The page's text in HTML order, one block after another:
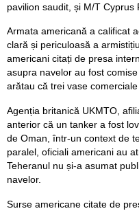
pavilion saudit, și M/T Cyprus
Armata americană a calificat
clară și periculoasă a
americani citați de presa
asupra navelor au fost
arătau că trei vase
Agenția britanică UKMTO,
anterior că un tanker a fost
de Oman, într-un context de
paralel, oficiali americani au
Teheranul nu și-a asumat
navelor.
Surse americane citate de